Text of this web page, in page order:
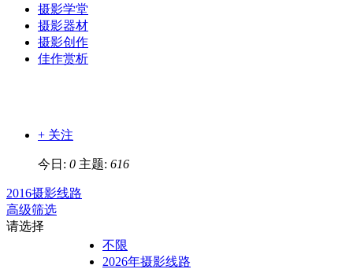
摄影学堂
摄影器材
摄影创作
佳作赏析
+ 关注
今日: 0 主题: 616
2016摄影线路
高级筛选
请选择
不限
2026年摄影线路